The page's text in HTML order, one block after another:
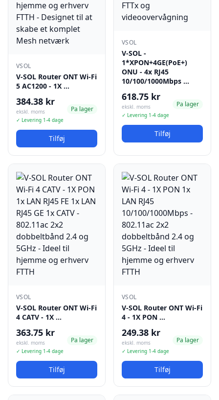
VSOL
V-SOL Router ONT Wi-Fi
5 AC1200 - 1X …
384.38 kr
ekskl. moms
✓ Levering 1-4 dage
Pa lager
Tilføj
VSOL
V-SOL -
1*XPON+4GE(PoE+)
ONU - 4x RJ45
10/100/1000Mbps …
618.75 kr
ekskl. moms
✓ Levering 1-4 dage
Pa lager
Tilføj
VSOL
V-SOL Router ONT Wi-Fi
4 CATV - 1X …
363.75 kr
ekskl. moms
✓ Levering 1-4 dage
Pa lager
Tilføj
VSOL
V-SOL Router ONT Wi-Fi
4 - 1X PON …
249.38 kr
ekskl. moms
✓ Levering 1-4 dage
Pa lager
Tilføj